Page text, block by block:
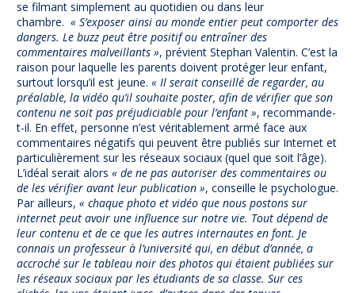
se filmant simplement au quotidien ou dans leur
chambre. « S’exposer ainsi au monde entier peut comporter des
dangers. Le buzz peut être positif ou entraîner des
commentaires malveillants », prévient Stephan Valentin. C’est la
raison pour laquelle les parents doivent protéger leur enfant,
surtout lorsqu’il est jeune. « Il serait conseillé de regarder, au
préalable, la vidéo qu’il souhaite poster, afin de vérifier que son
contenu ne soit pas préjudiciable pour l’enfant », recommande-
t-il. En effet, personne n’est véritablement armé face aux
commentaires négatifs qui peuvent être publiés sur Internet et
particulièrement sur les réseaux sociaux (quel que soit l’âge).
L’idéal serait alors « de ne pas autoriser des commentaires ou
de les vérifier avant leur publication », conseille le psychologue.
Par ailleurs, « chaque photo et vidéo que nous postons sur
internet peut avoir une influence sur notre vie. Tout dépend de
leur contenu et de ce que les autres internautes en font. Je
connais un professeur à l’université qui, en début d’année, a
accroché sur le tableau noir des photos qui étaient publiées sur
les réseaux sociaux par les étudiants de sa classe. Sur ces